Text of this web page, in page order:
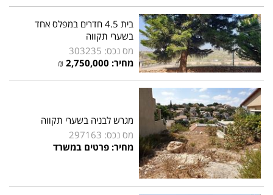
בית 4.5 חדרים במפלס אחד
בשערי תקווה
מס נכס: 303235
מחיר: 2,750,000 ₪
מגרש לבניה בשערי תקווה
מס נכס: 297163
מחיר: פרטים במשרד